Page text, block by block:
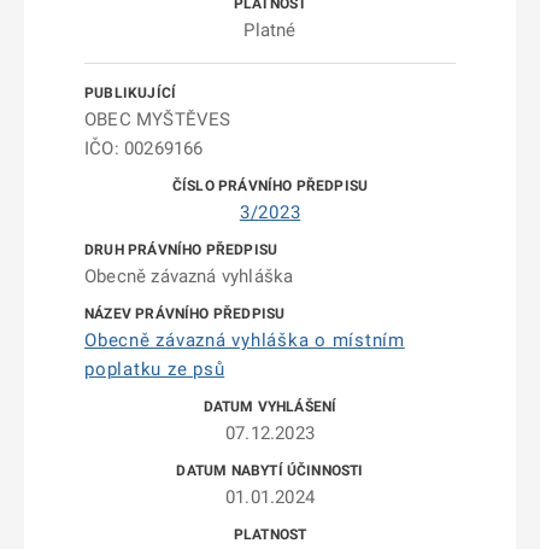
Platné
OBEC MYŠTĚVES
IČO: 00269166
3/2023
Obecně závazná vyhláška
Obecně závazná vyhláška o místním
poplatku ze psů
07.12.2023
01.01.2024